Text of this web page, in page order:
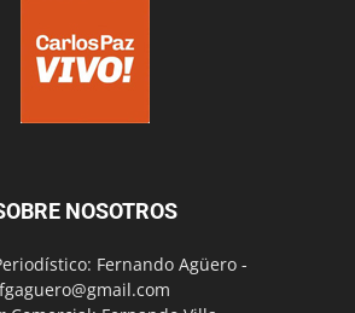
NOSOTROS
Fernando Agüero -
fgaguero@gmail.com